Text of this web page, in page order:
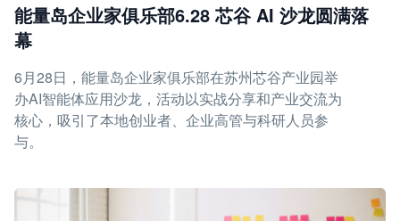
能量岛企业家俱乐部6.28 芯谷 AI 沙龙圆满落
幕
6月28日，能量岛企业家俱乐部在苏州芯谷产业园举
办AI智能体应用沙龙，活动以实战分享和产业交流为
核心，吸引了本地创业者、企业高管与科研人员参
与。